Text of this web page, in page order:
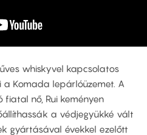
whiskyvel kapcsolatos
a Komada lepárlóüzemet. A
nő, Rui keményen
a védjegyükké vált
gyártásával évekkel ezelőtt